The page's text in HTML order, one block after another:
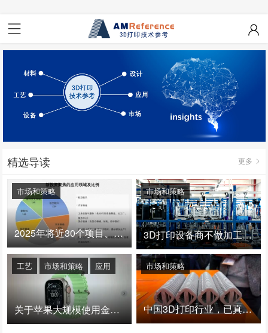
精选导读 更多
2025年将近30个项目、150亿投资：3D打印真的迎来爆发拐点了吗
市场和策略
3D打印设备商不做加工服务，就成了旁观者！
市场和策略
关于苹果大规模使用金属3D打印的思考
工艺 市场和策略 应用
中国3D打印行业，已真正进入爆发时代！
市场和策略